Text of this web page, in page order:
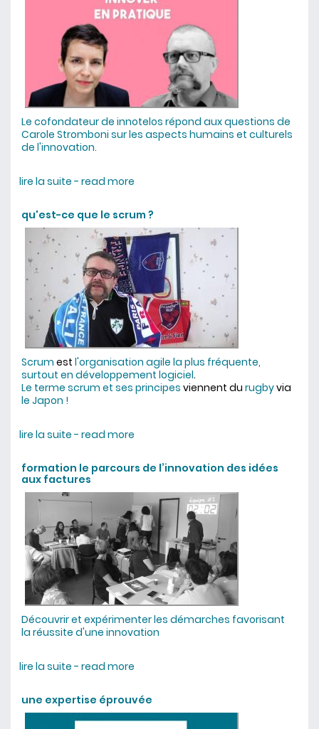
Le cofondateur de innotelos répond aux questions de
Carole Stromboni sur les aspects humains et culturels
de l'innovation.
lire la suite - read more
qu'est-ce que le scrum ?
Scrum est l'organisation agile la plus fréquente,
surtout en développement logiciel.
Le terme scrum et ses principes viennent du rugbyvia
le Japon !
lire la suite - read more
formation le parcours de l’innovation des idées
aux factures
Découvrir et expérimenter les démarches favorisant
la réussite d'une innovation
lire la suite - read more
une expertise éprouvée